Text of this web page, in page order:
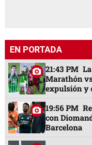
EN PORTADA
21:43 PM
Marathón
expulsión y
19:56 PM
con
Barcelona